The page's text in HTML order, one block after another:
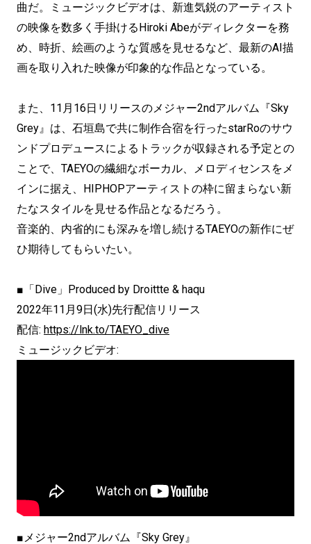
曲だ。ミュージックビデオは、新進気鋭のアーティスト
の映像を数多く手掛けるHiroki Abeがディレクターを務
め、時折、絵画のような質感を見せるなど、最新のAI描
画を取り入れた映像が印象的な作品となっている。
また、11月16日リリースのメジャー2ndアルバム『Sky
Grey』は、石垣島で共に制作合宿を行ったstarRoのサウ
ンドプロデュースによるトラックが収録される予定との
ことで、TAEYOの繊細なボーカル、メロディセンスをメ
インに据え、HIPHOPアーティストの枠に留まらない新
たなスタイルを見せる作品となるだろう。
音楽的、内省的にも深みを増し続けるTAEYOの新作にぜ
ひ期待してもらいたい。
■「Dive」Produced by Droittte & haqu
2022年11月9日(水)先行配信リリース
配信: https://lnk.to/TAEYO_dive
ミュージックビデオ:
■メジャー2ndアルバム『Sky Grey』